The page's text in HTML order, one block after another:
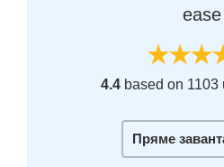
ease
4.4based on 1103
Пряме